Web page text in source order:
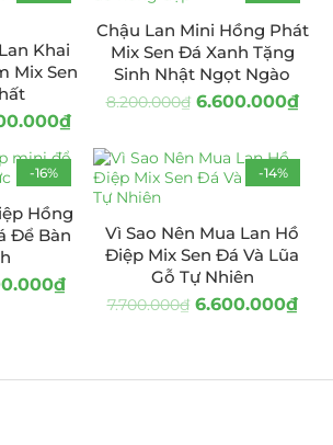
Khai
Mix Sen
₫
Chậu Lan Mini Hồng Phát
Mix Sen Đá Xanh Tặng
Sinh Nhật Ngọt Ngào
8.200.000₫ 6.600.000₫
-16%
Hồng
Để Bàn
₫
-14%
Vì Sao Nên Mua Lan Hồ
Điệp Mix Sen Đá Và Lũa
Gỗ Tự Nhiên
7.700.000₫ 6.600.000₫